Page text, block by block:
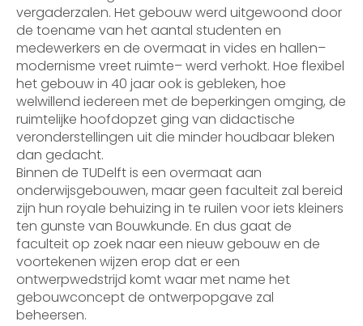
vergaderzalen. Het gebouw werd uitgewoond door
de toename van het aantal studenten en
medewerkers en de overmaat in vides en hallen–
modernisme vreet ruimte– werd verhokt. Hoe flexibel
het gebouw in 40 jaar ook is gebleken, hoe
welwillend iedereen met de beperkingen omging, de
ruimtelijke hoofdopzet ging van didactische
veronderstellingen uit die minder houdbaar bleken
dan gedacht.
Binnen de TUDelft is een overmaat aan
onderwijsgebouwen, maar geen faculteit zal bereid
zijn hun royale behuizing in te ruilen voor iets kleiners
ten gunste van Bouwkunde. En dus gaat de
faculteit op zoek naar een nieuw gebouw en de
voortekenen wijzen erop dat er een
ontwerpwedstrijd komt waar met name het
gebouwconcept de ontwerpopgave zal
beheersen.